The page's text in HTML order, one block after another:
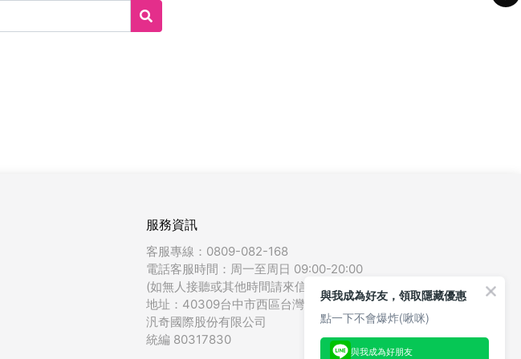
服務資訊
客服專線：0809-082-168
電話客服時間：周一至周日 09:00-20:00
(如無人接聽或其他時間請來信
聯絡我們)
地址：40309台中市西區台灣大道二段489號15樓
汎奇國際股份有限公司
統編 80317830
與我成為好友，領取隱藏優惠
點一下不會爆炸(啾咪)
與我成為好朋友